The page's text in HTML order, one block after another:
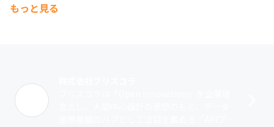
図っていきます。
もっと見る